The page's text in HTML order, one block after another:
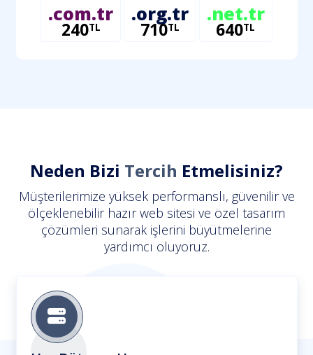
.com.tr
240TL
.org.tr
710TL
.net.tr
640TL
Neden Bizi Tercih Etmelisiniz?
Müşterilerimize yüksek performanslı, güvenilir ve
ölçeklenebilir hazır web sitesi ve özel tasarım
çözümleri sunarak işlerini büyütmelerine
yardımcı oluyoruz.